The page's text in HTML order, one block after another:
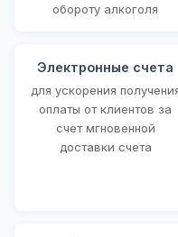
обороту алкоголя
Электронные счета
для ускорения
оплаты от клиентов за
счет мгновенной
доставки счета